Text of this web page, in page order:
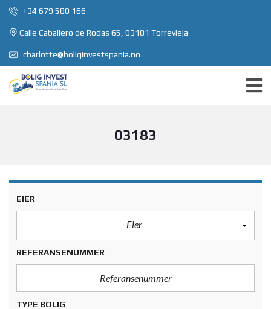
+34 679 580 166
Calle Caballero de Rodas 65, 03181 Torrevieja
charlotte@boliginvestspania.no
03183
EIER
Eier
REFERANSENUMMER
TYPE BOLIG